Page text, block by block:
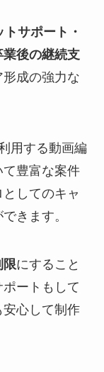
サポート・
後の継続支
成の強力な
用する動画編
豊富な案件
してのキャ
きます。
限にすること
ートもして
安心して制作